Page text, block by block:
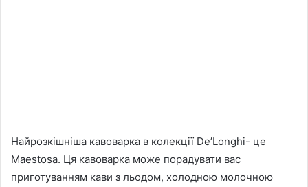
Найрозкішніша кавоварка в колекції De’Longhi- це
Maestosa. Ця кавоварка може порадувати вас
приготуванням кави з льодом, холодною молочною